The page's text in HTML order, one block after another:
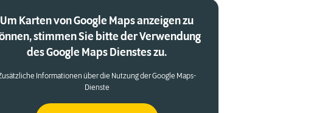
Um Karten von Google Maps anzeigen zu
stimmen Sie bitte der Verwendung
des Google Maps Dienstes zu.
Informationen über die Nutzung der Google Maps-
Dienste